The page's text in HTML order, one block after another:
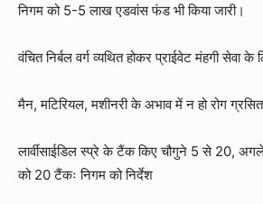
निगम को 5-5 लाख एडवांस फंड भी किया जारी।
वंचित निर्बल वर्ग व्यथित होकर प्राईवेट मंहगी सेवा
मैन, मटिरियल, मशीनरी के अभाव में न हो रोग
लार्वीसाईडिल स्प्रे के टैंक किए चौगुने 5 से 20,
को 20 टैंकः निगम को निर्देश